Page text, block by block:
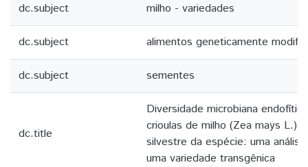
dc.subject milho - variedades
dc.subject alimentos geneticamente
dc.subject sementes
dc.title
Diversidade microbiana
crioulas de milho (Zea mays L.)
silvestre da espécie: uma
uma variedade transgênica